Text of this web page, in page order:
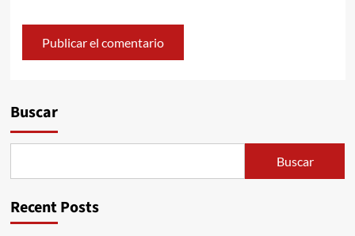
Buscar
Buscar
Recent Posts